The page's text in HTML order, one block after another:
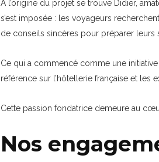
À l’origine du projet se trouve Didier,
s’est imposée : les voyageurs
de conseils sincères pour préparer leurs
Ce qui a commencé comme une
référence sur l’hôtellerie française et les
Cette passion fondatrice demeure au
Nos